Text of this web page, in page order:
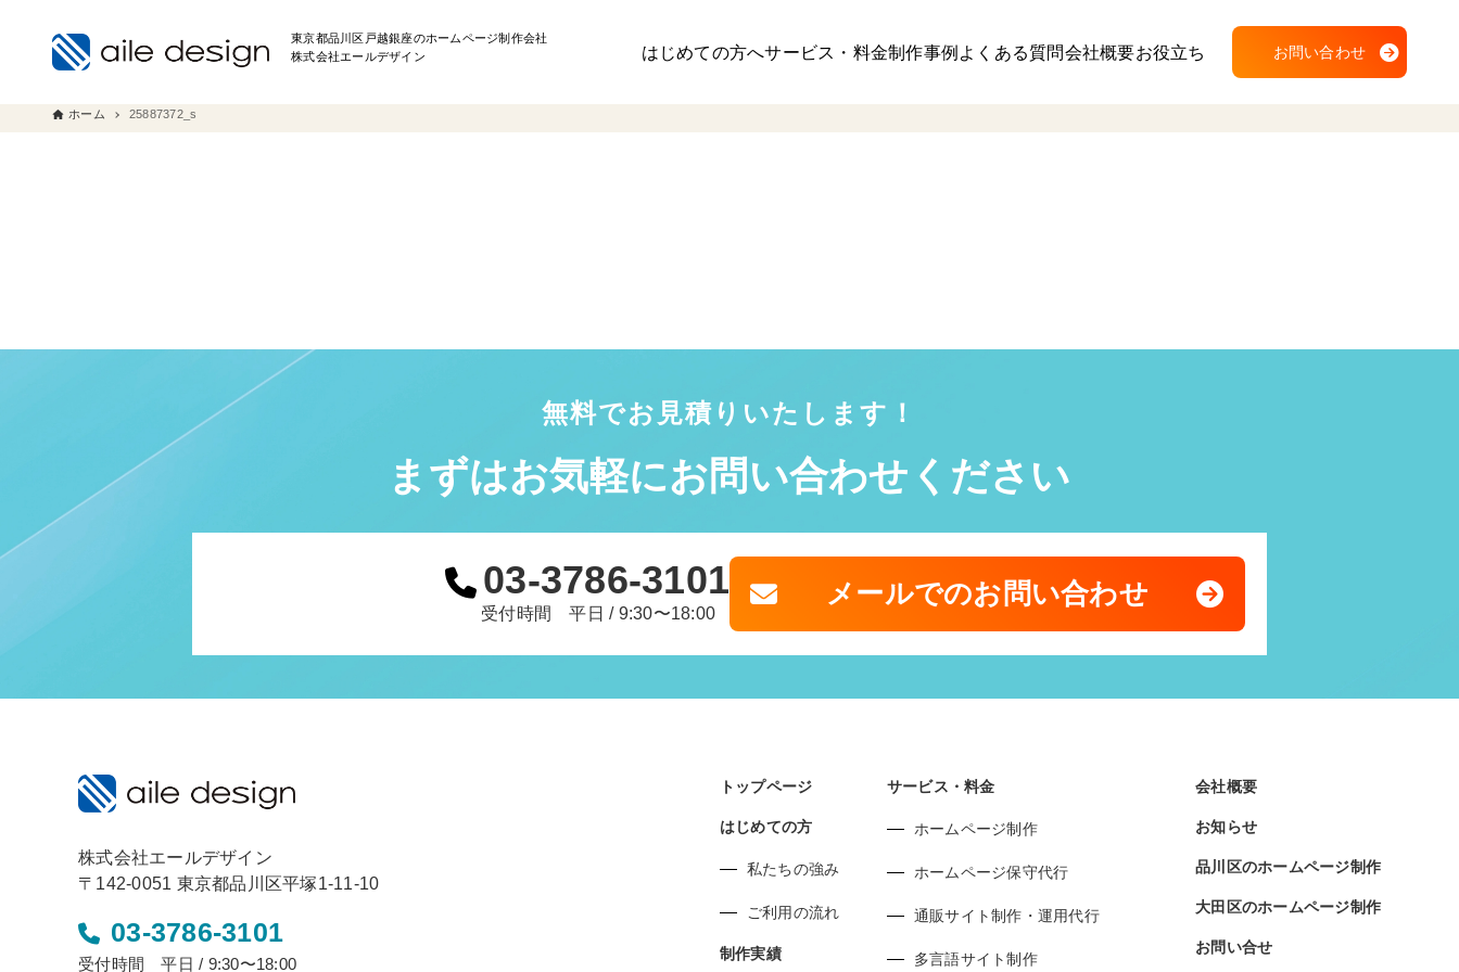
東京都品川区戸越銀座のホームページ制作会社
株式会社エールデザイン
はじめての方へサービス・料金制作事例よくある質問会社概要お役立ち お問い合わせ
ホーム 25887372_s
無料でお見積りいたします！
まずはお気軽にお問い合わせください
03-3786-3101
受付時間 平日 / 9:30〜18:00
メールでのお問い合わせ
株式会社エールデザイン
〒142-0051 東京都品川区平塚1-11-10
03-3786-3101
受付時間 平日 / 9:30〜18:00
トップページ
はじめての方
私たちの強み
ご利用の流れ
制作実績
サービス・料金
ホームページ制作
ホームページ保守代行
通販サイト制作・運用代行
多言語サイト制作
会社概要
お知らせ
品川区のホームページ制作
大田区のホームページ制作
お問い合せ